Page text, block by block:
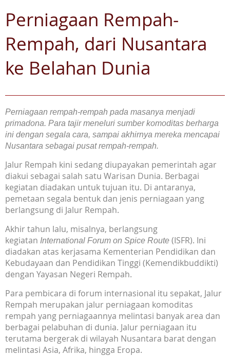
Perniagaan Rempah-
Rempah, dari Nusantara
ke Belahan Dunia
Perniagaan rempah-rempah pada masanya menjadi
primadona. Para tajir meneluri sumber komoditas berharga
ini dengan segala cara, sampai akhirnya mereka mencapai
Nusantara sebagai pusat rempah-rempah.
Jalur Rempah kini sedang diupayakan pemerintah agar
diakui sebagai salah satu Warisan Dunia. Berbagai
kegiatan diadakan untuk tujuan itu. Di antaranya,
pemetaan segala bentuk dan jenis perniagaan yang
berlangsung di Jalur Rempah.
Akhir tahun lalu, misalnya, berlangsung
kegiatan International Forum on Spice Route (ISFR). Ini
diadakan atas kerjasama Kementerian Pendidikan dan
Kebudayaan dan Pendidikan Tinggi (Kemendikbuddikti)
dengan Yayasan Negeri Rempah.
Para pembicara di forum internasional itu sepakat, Jalur
Rempah merupakan jalur perniagaan komoditas
rempah yang perniagaannya melintasi banyak area dan
berbagai pelabuhan di dunia. Jalur perniagaan itu
terutama bergerak di wilayah Nusantara barat dengan
melintasi Asia, Afrika, hingga Eropa.